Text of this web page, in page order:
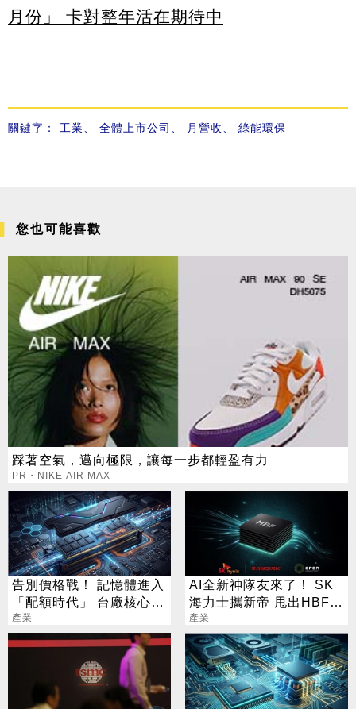
月份」 卡對整年活在期待中
關鍵字： 工業 全體上市公司 月營收 綠能環保
您也可能喜歡
踩著空氣，邁向極限，讓每一步都輕盈有力
PR・NIKE AIR MAX
告別價格戰！ 記憶體進入
「配額時代」 台廠核心指
標一次看
產業
AI全新神隊友來了！ SK
海力士攜新帝 甩出HBF黑
科技
產業